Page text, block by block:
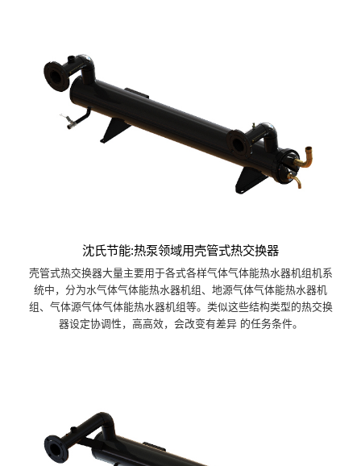
沈氏节能:热泵领域用壳管式热交换器
壳管式热交换器大量主要用于各式各样气体气体能热水器机组机系
统中，分为水气体气体能热水器机组、地源气体气体能热水器机
组、气体源气体气体能热水器机组等。类似这些结构类型的热交换
器设定协调性，高高效，会改变有差异 的任务条件。